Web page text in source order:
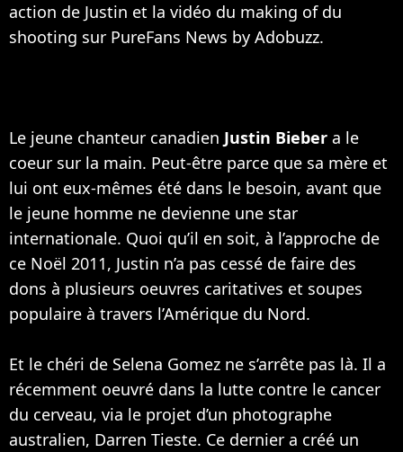
action de Justin et la vidéo du making of du
shooting sur PureFans News by Adobuzz.
Le jeune chanteur canadien Justin Bieber a le
coeur sur la main. Peut-être parce que sa mère et
lui ont eux-mêmes été dans le besoin, avant que
le jeune homme ne devienne une star
internationale. Quoi qu’il en soit, à l’approche de
ce Noël 2011, Justin n’a pas cessé de faire des
dons à plusieurs oeuvres caritatives et soupes
populaire à travers l’Amérique du Nord.
Et le chéri de Selena Gomez ne s’arrête pas là. Il a
récemment oeuvré dans la lutte contre le cancer
du cerveau, via le projet d’un photographe
australien, Darren Tieste. Ce dernier a créé un